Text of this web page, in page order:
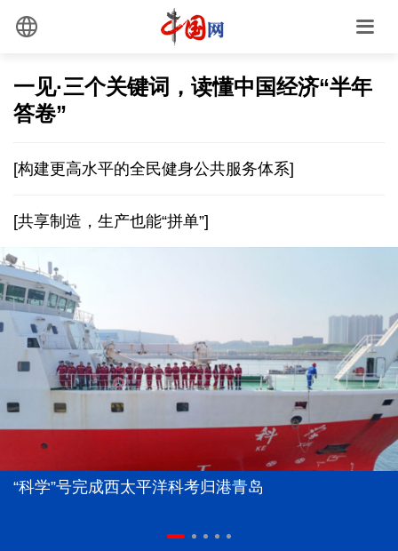
一见·三个关键词，读懂中国经济“半年
答卷”
[构建更高水平的全民健身公共服务体系]
[共享制造，生产也能“拼单”]
“科学”号完成西太平洋科考归港青岛